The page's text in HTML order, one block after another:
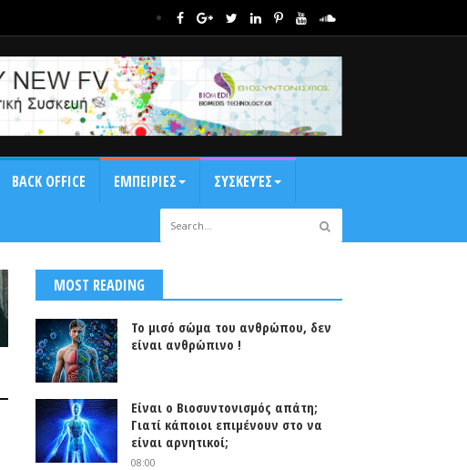
BACK OFFICE ΕΜΠΕΙΡΙΕΣ ΣΥΣΚΕΥΈΣ
MOST READING
Το μισό σώμα του ανθρώπου, δεν
είναι ανθρώπινο !
Είναι ο Βιοσυντονισμός απάτη;
Γιατί κάποιοι επιμένουν στο να
είναι αρνητικοί;
08:00